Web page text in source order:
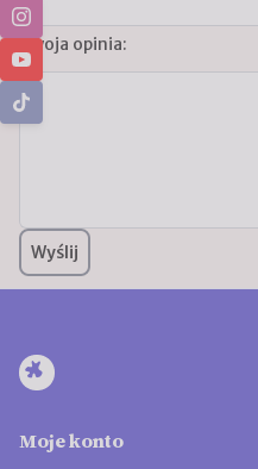
Twoja opinia:
Wyślij
Moje konto